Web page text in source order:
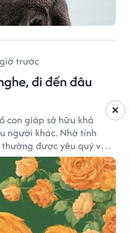
trước
đi đến đâu
con giáp sở hữu khả
người khác. Nhờ tính
được yêu quý và
tốt đẹp.
×